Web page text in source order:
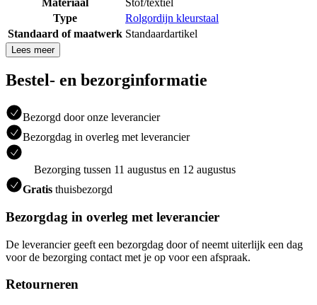
Type
Rolgordijn kleurstaal
Standaard of maatwerk Standaardartikel
Lees meer
Bestel- en bezorginformatie
Bezorgd door onze leverancier
Bezorgdag in overleg met leverancier
Bezorging tussen 11 augustus en 12 augustus
Gratis thuisbezorgd
Bezorgdag in overleg met leverancier
De leverancier geeft een bezorgdag door of neemt uiterlijk een dag
voor de bezorging contact met je op voor een afspraak.
Retourneren